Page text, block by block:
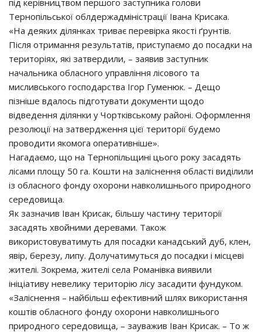
під керівництвом першого заступника голови
Тернопільської облдержадміністрації Івана Крисака.
«На деяких ділянках триває перевірка якості ґрунтів.
Після отримання результатів, приступаємо до посадки на
територіях, які затвердили, – заявив заступник
начальника обласного управління лісового та
мисливського господарства Ігор Гуменюк. – Дещо
пізніше вдалось підготувати документи щодо
відведення ділянки у Чортківському районі. Оформлення
резолюції на затвердження цієї території будемо
проводити якомога оперативніше».
Нагадаємо, що на Тернопільщині цього року засадять
лісами площу 50 га. Кошти на заліснення області виділили
із обласного фонду охорони навколишнього природного
середовища.
Як зазначив Іван Крисак, більшу частину території
засадять хвойними деревами. Також
використовуватимуть для посадки канадський дуб, клен,
явір, березу, липу. Долучатимуться до посадки і місцеві
жителі. Зокрема, жителі села Романівка виявили
ініціативу невелику територію лісу засадити фундуком.
«Заліснення – найбільш ефективний шлях використання
коштів обласного фонду охорони навколишнього
природного середовища, – зауважив Іван Крисак. – То ж